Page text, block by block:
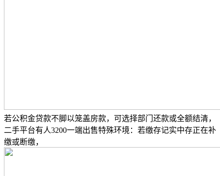
若公积金贷款不脚以笼盖房款，可选择部门还款或全额结清，
二手平台有人3200一端出售特殊环境：若缴存记实中存正在补
缴或断缴，